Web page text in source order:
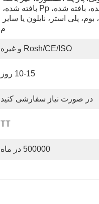
م
Rosh/CE/ISO و غیره
10-15 روز
در صورت نیاز سفارشی کنید
TT
500000 در ماه